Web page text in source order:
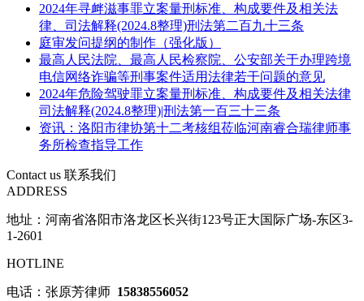
2024年寻衅滋事罪立案量刑标准、构成要件及相关法
律、司法解释(2024.8整理)刑法第二百九十三条
庭审发问提纲的制作（强化版）
最高人民法院、最高人民检察院、公安部关于办理跨境
电信网络诈骗等刑事案件适用法律若干问题的意见
2024年危险驾驶罪立案量刑标准、构成要件及相关法律
司法解释(2024.8整理)|刑法第一百三十三条
资讯：洛阳市律协第十二考核组莅临河南睿合瑞律师事
务所检查指导工作
Contact us 联系我们
ADDRESS
地址：河南省洛阳市洛龙区长兴街123号正大国际广场-东区3-
1-2601
HOTLINE
电话：张原芳律师 15838556052